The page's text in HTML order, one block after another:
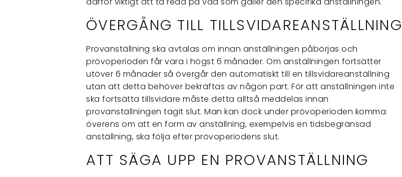
ÖVERGÅNG TILL TILLSVIDAREANSTÄLLNING
Provanställning ska avtalas om innan anställningen påbörjas och
prövoperioden får vara i högst 6 månader. Om anställningen fortsätter
utöver 6 månader så övergår den automatiskt till en tillsvidareanställning
utan att detta behöver bekräftas av någon part. För att anställningen inte
ska fortsätta tillsvidare måste detta alltså meddelas innan
provanställningen tagit slut. Man kan dock under prövoperioden komma
överens om att en form av anställning, exempelvis en tidsbegränsad
anställning, ska följa efter prövoperiodens slut.
ATT SÄGA UPP EN PROVANSTÄLLNING